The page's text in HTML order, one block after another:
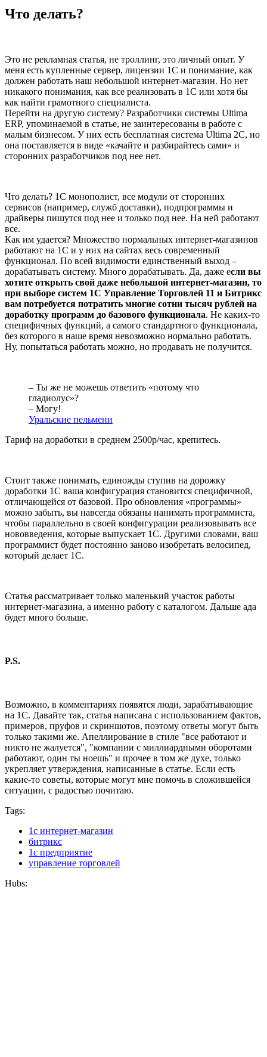
Что делать?
Это не рекламная статья, не троллинг, это личный опыт. У
меня есть купленные сервер, лицензии 1С и понимание, как
должен работать наш небольшой интернет-магазин. Но нет
никакого понимания, как все реализовать в 1С или хотя бы
как найти грамотного специалиста.
Перейти на другую систему? Разработчики системы Ultima
ERP, упоминаемой в статье, не заинтересованы в работе с
малым бизнесом. У них есть бесплатная система Ultima 2C, но
она поставляется в виде «качайте и разбирайтесь сами» и
сторонних разработчиков под нее нет.
Что делать? 1С монополист, все модули от сторонних
сервисов (например, служб доставки), подпрограммы и
драйверы пишутся под нее и только под нее. На ней работают
все.
Как им удается? Множество нормальных интернет-магазинов
работают на 1С и у них на сайтах весь современный
функционал. По всей видимости единственный выход –
дорабатывать систему. Много дорабатывать. Да, даже если вы
хотите открыть свой даже небольшой интернет-магазин, то
при выборе систем 1С Управление Торговлей 11 и Битрикс
вам потребуется потратить многие сотни тысяч рублей на
доработку программ до базового функционала. Не каких-то
специфичных функций, а самого стандартного функционала,
без которого в наше время невозможно нормально работать.
Ну, попытаться работать можно, но продавать не получится.
– Ты же не можешь ответить «потому что
гладиолус»?
– Могу!
Уральские пельмени
Тариф на доработки в среднем 2500р/час, крепитесь.
Стоит также понимать, единожды ступив на дорожку
доработки 1С ваша конфигурация становится специфичной,
отличающейся от базовой. Про обновления «программы»
можно забыть, вы навсегда обязаны нанимать программиста,
чтобы параллельно в своей конфигурации реализовывать все
нововведения, которые выпускает 1С. Другими словами, ваш
программист будет постоянно заново изобретать велосипед,
который делает 1С.
Статья рассматривает только маленький участок работы
интернет-магазина, а именно работу с каталогом. Дальше ада
будет много больше.
P.S.
Возможно, в комментариях появятся люди, зарабатывающие
на 1С. Давайте так, статья написана с использованием фактов,
примеров, пруфов и скриншотов, поэтому ответы могут быть
только такими же. Апеллирование в стиле "все работают и
никто не жалуется", "компании с миллиардными оборотами
работают, один ты ноешь" и прочее в том же духе, только
укрепляет утверждения, написанные в статье. Если есть
какие-то советы, которые могут мне помочь в сложившейся
ситуации, с радостью почитаю.
Tags:
1с интернет-магазин
битрикс
1с предприятие
управление торговлей
Hubs: